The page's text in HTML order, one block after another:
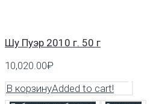
Шу Пуэр 2010 г. 50 г
10,020.00₽
В корзинуAdded to cart!